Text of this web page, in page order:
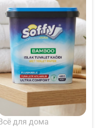
для дома